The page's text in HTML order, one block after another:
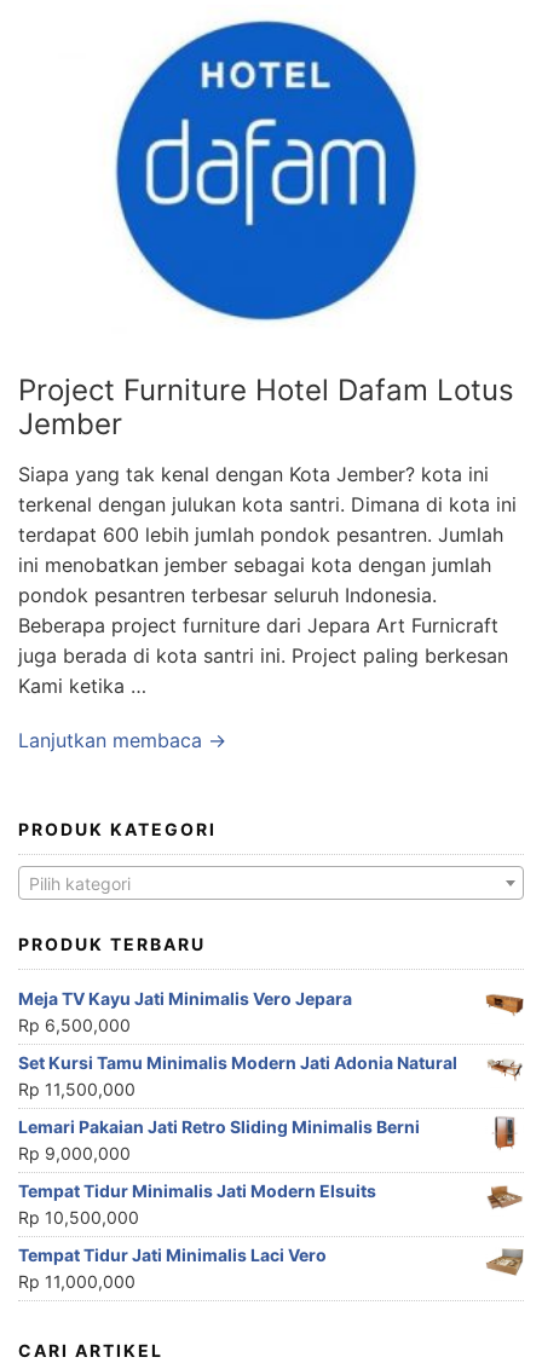
Project Furniture Hotel Dafam Lotus
Jember
Siapa yang tak kenal dengan Kota Jember? kota ini
terkenal dengan julukan kota santri. Dimana di kota ini
terdapat 600 lebih jumlah pondok pesantren. Jumlah
ini menobatkan jember sebagai kota dengan jumlah
pondok pesantren terbesar seluruh Indonesia.
Beberapa project furniture dari Jepara Art Furnicraft
juga berada di kota santri ini. Project paling berkesan
Kami ketika …
Lanjutkan membaca →
PRODUK KATEGORI
Pilih kategori
PRODUK TERBARU
Meja TV Kayu Jati Minimalis Vero Jepara
Rp 6,500,000
Set Kursi Tamu Minimalis Modern Jati Adonia Natural
Rp 11,500,000
Lemari Pakaian Jati Retro Sliding Minimalis Berni
Rp 9,000,000
Tempat Tidur Minimalis Jati Modern Elsuits
Rp 10,500,000
Tempat Tidur Jati Minimalis Laci Vero
Rp 11,000,000
CARI ARTIKEL